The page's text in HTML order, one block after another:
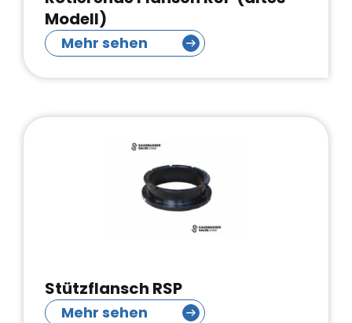
Modell)
Mehr sehen
Stützflansch RSP
Mehr sehen